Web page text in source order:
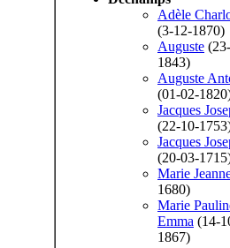
Adèle
(3-12-1870)
Auguste
1843)
Auguste
(01-02-
Jacques
(22-10-
Jacques
(20-03-
Marie
1680)
Marie
Emma (14-
1867)